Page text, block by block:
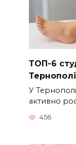
ТОП-6
Тернополі
У
активно
456